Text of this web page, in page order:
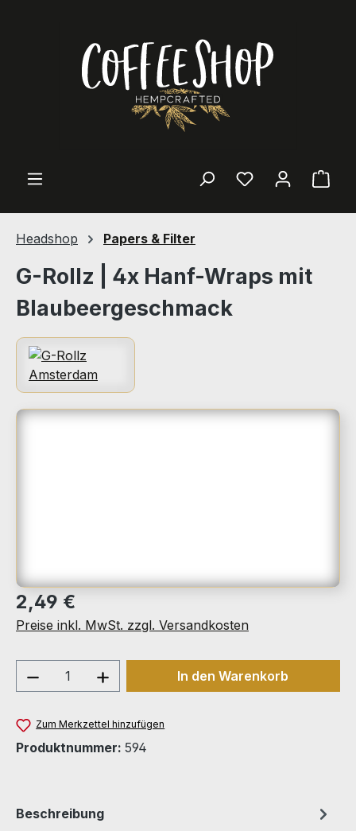
Du hast 0
Headshop Papers & Filter
G-Rollz | 4x Hanf-Wraps mit
Blaubeergeschmack
Bildergalerie überspringen
Regulärer Preis:
2,49 €
Preise inkl. MwSt. zzgl. Versandkosten
Produkt Anzahl: Gib denIn den Warenkorb
Zum Merkzettel hinzufügen
Produktnummer: 594
Beschreibung